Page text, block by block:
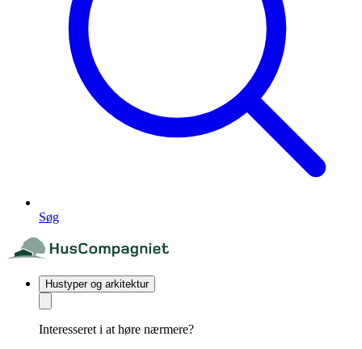
Søg
Hustyper og arkitektur
Interesseret i at høre nærmere?